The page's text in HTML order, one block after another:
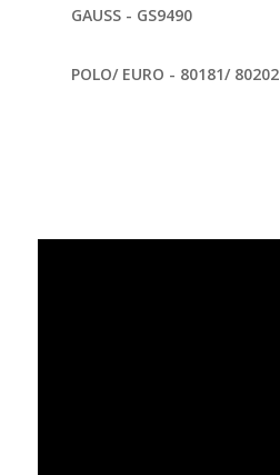
GAUSS - GS9490
POLO/ EURO - 80181/ 80202